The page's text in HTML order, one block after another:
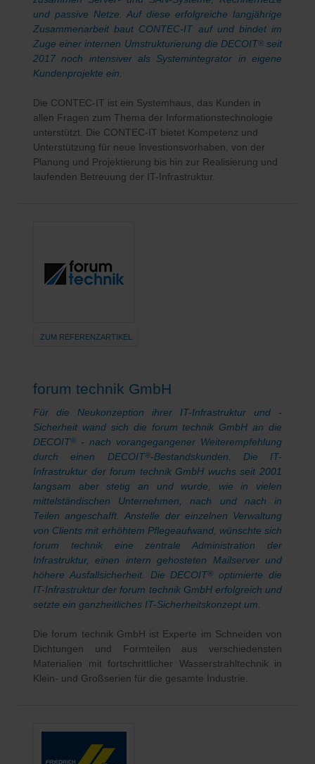
und passive Netze. Auf diese erfolgreiche langjährige
Zusammenarbeit baut CONTEC-IT auf und bindet im
Zuge einer internen Umstrukturierung die DECOIT®seit
2017 noch intensiver als Systemintegrator in eigene
Kundenprojekte ein.
Die CONTEC-IT ist ein Systemhaus, das Kunden in
allen Fragen zum Thema der Informationstechnologie
unterstützt. Die CONTEC-IT bietet Kompetenz und
Unterstützung für neue Investionsvorhaben, von der
Planung und Projektierung bis hin zur Realisierung und
laufenden Betreuung der IT-Infrastruktur.
ZUM REFERENZARTIKEL
forum technik GmbH
Für die Neukonzeption ihrer IT-Infrastruktur und -
Sicherheit wand sich die forum technik GmbH an die
DECOIT®
- nach vorangegangener Weiterempfehlung
durch einen DECOIT®-Bestandskunden. Die IT-
Infrastruktur der forum technik GmbH wuchs seit 2001
langsam aber stetig an und wurde, wie in vielen
mittelständischen Unternehmen, nach und nach in
Teilen angeschafft. Anstelle der einzelnen Verwaltung
von Clients mit erhöhtem Pflegeaufwand, wünschte sich
forum technik eine zentrale Administration der
Infrastruktur, einen intern gehosteten Mailserver und
höhere Ausfallsicherheit. Die DECOIT®
optimierte die
IT-Infrastruktur der forum technik GmbH erfolgreich und
setzte ein ganzheitliches IT-Sicherheitskonzept um.
Die forum technik GmbH ist Experte im Schneiden von
Dichtungen und Formteilen aus verschiedensten
Materialien mit fortschrittlicher Wasserstrahltechnik in
Klein- und Großserien für die gesamte Industrie.